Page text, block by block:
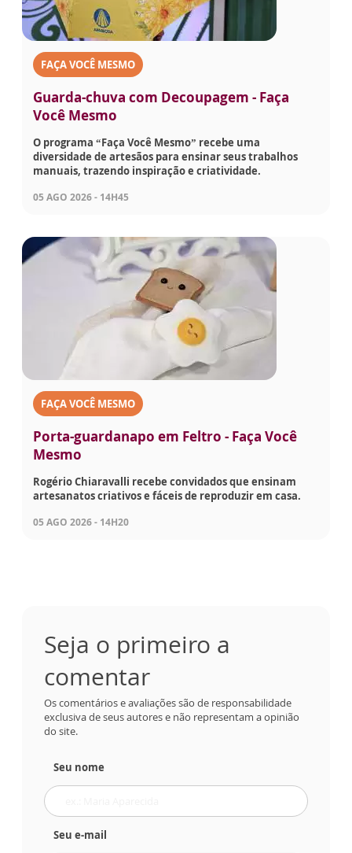
FAÇA VOCÊ MESMO
Guarda-chuva com Decoupagem - Faça
Você Mesmo
O programa “Faça Você Mesmo” recebe uma
diversidade de artesãos para ensinar seus trabalhos
manuais, trazendo inspiração e criatividade.
05 AGO 2026 - 14H45
FAÇA VOCÊ MESMO
Porta-guardanapo em Feltro - Faça Você
Mesmo
Rogério Chiaravalli recebe convidados que ensinam
artesanatos criativos e fáceis de reproduzir em casa.
05 AGO 2026 - 14H20
Seja o primeiro a
comentar
Os comentários e avaliações são de responsabilidade
exclusiva de seus autores e não representam a opinião
do site.
Seu nome
Seu e-mail